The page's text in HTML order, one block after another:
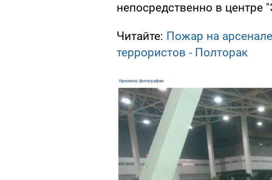
непосредственно в центре
Читайте: Пожар на
террористов - Полторак